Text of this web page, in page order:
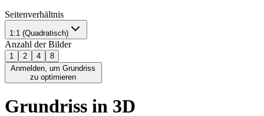
Seitenverhältnis
1:1 (Quadratisch)
Anzahl der Bilder
1 2 4
8
Anmelden, um Grundriss
zu optimieren
Grundriss in 3D